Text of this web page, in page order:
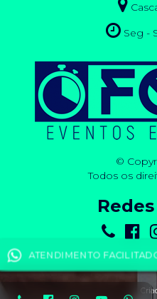
Seg -
©
Todos os
ATENDIMENTO